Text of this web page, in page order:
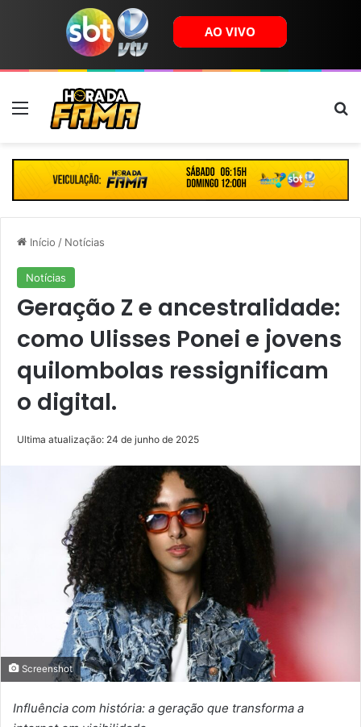
Menu
Início / Notícias
Notícias
Geração Z e ancestralidade:
como Ulisses Ponei e jovens
quilombolas ressignificam
o digital.
Ultima atualização: 24 de junho de 2025
Screenshot
Influência com história: a geração que transforma a